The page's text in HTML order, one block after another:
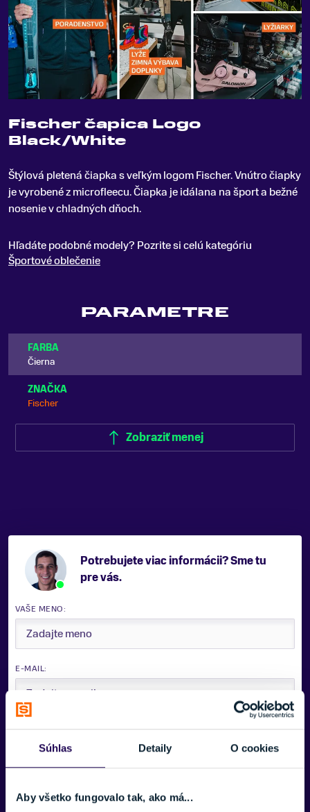
Súhlas Detaily O cookies
Aby všetko fungovalo tak, ako má...
Fischer čapica Logo
Black/White
Štýlová pletená čiapka s veľkým logom Fischer.Vnútro čiapky
je vyrobené z microfleecu. Čiapka je idálana na šport a bežné
nosenie v chladných dňoch.
Hľadáte podobné modely? Pozrite si celú kategóriu
Športové oblečenie
PARAMETRE
FARBA
Čierna
ZNAČKA
Fischer
Zobraziť menej
Potrebujete viac informácii? Sme tu
pre vás.
VAŠE MENO:
E-MAIL:
TELEFÓNNE ČÍSLO: